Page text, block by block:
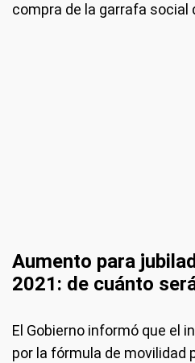
compra de la garrafa social
Aumento para
2021: de cuánto
El Gobierno informó que el
por la fórmula de movilidad